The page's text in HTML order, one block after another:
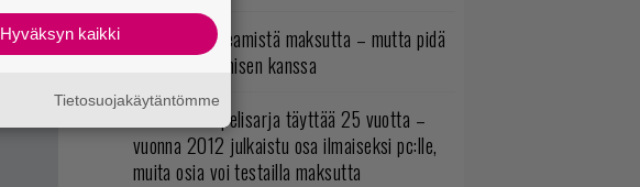
Loistopeli Steamistä maksutta – mutta pidä
kiirettä lataamisen kanssa
Rakastettu pelisarja täyttää 25 vuotta –
vuonna 2012 julkaistu osa ilmaiseksi pc:lle,
muita osia voi testailla maksutta
Hyväksyn kaikki
Tietosuojakäytäntömme